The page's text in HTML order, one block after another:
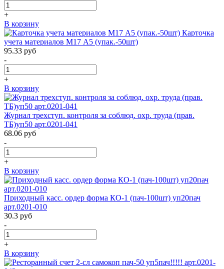
+
В корзину
Карточка
учета материалов М17 А5 (упак.-50шт)
95.33 руб
-
+
В корзину
Журнал трехступ. контроля за соблюд. охр. труда (прав.
ТБ)уп50 арт.0201-041
68.06 руб
-
+
В корзину
Приходный касс. ордер форма КО-1 (пач-100шт) уп20пач
арт.0201-010
30.3 руб
-
+
В корзину